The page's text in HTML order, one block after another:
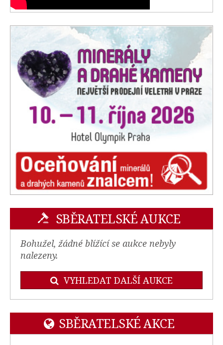
SBĚRATELSKÉ AUKCE
Bohužel, žádné blížící se aukce nebyly
nalezeny.
VYHLEDAT DALŠÍ AUKCE
SBĚRATELSKÉ AKCE